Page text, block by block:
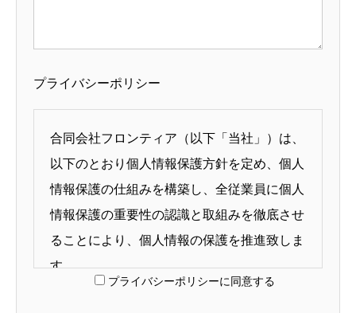
プライバシーポリシー
合同会社フロンティア（以下「当社」）は、
以下のとおり個人情報保護方針を定め、個人
情報保護の仕組みを構築し、全従業員に個人
情報保護の重要性の認識と取組みを徹底させ
ることにより、個人情報の保護を推進致しま
す。
プライバシーポリシーに同意する